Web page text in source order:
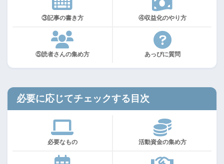
③記事の書き方 ④収益化のやり方
⑤読者さんの集め方 あっぴに質問
必要に応じてチェックする目次
必要なもの 活動資金の集め方